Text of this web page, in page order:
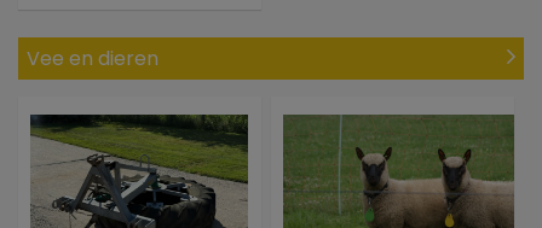
Vee en dieren